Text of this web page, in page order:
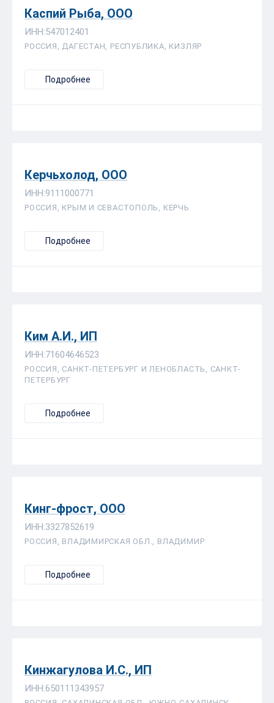
Каспий Рыба, ООО
ИНН:547012401
РОССИЯ, ДАГЕСТАН, РЕСПУБЛИКА, КИЗЛЯР
Подробнее
Керчьхолод, ООО
ИНН:9111000771
РОССИЯ, КРЫМ И СЕВАСТОПОЛЬ, КЕРЧЬ
Подробнее
Ким А.И., ИП
ИНН:71604646523
РОССИЯ, САНКТ-ПЕТЕРБУРГ И ЛЕНОБЛАСТЬ, САНКТ-
ПЕТЕРБУРГ
Подробнее
Кинг-фрост, ООО
ИНН:3327852619
РОССИЯ, ВЛАДИМИРСКАЯ ОБЛ., ВЛАДИМИР
Подробнее
Кинжагулова И.С., ИП
ИНН:650111343957